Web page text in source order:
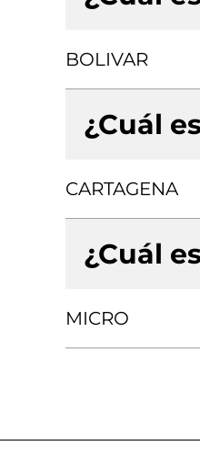
BOLIVAR
¿Cuál
CARTAGENA
¿Cuál
MICRO